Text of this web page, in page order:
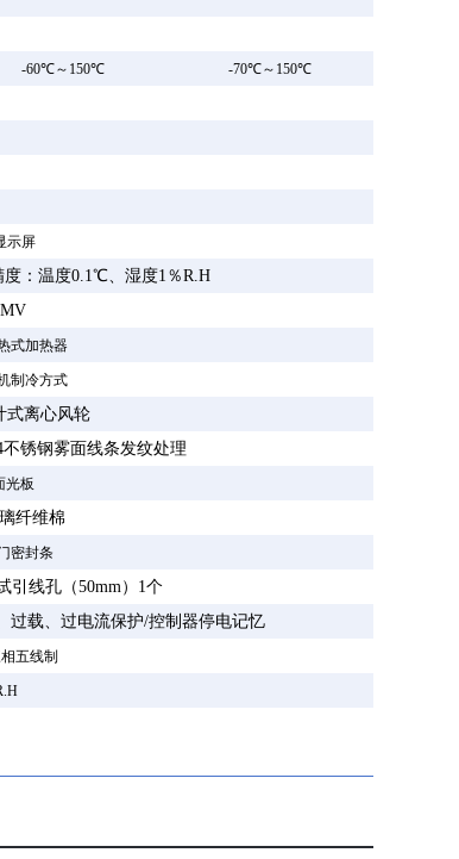
-60℃～150℃ -70℃～150℃
示屏
：温度0.1℃、湿度1％R.H
式加热器
制冷方式
式离心风轮
锈钢雾面线条发纹处理
光板
纤维棉
密封条
引线孔（50mm）1个
过载、过电流保护/控制器停电记忆
五线制